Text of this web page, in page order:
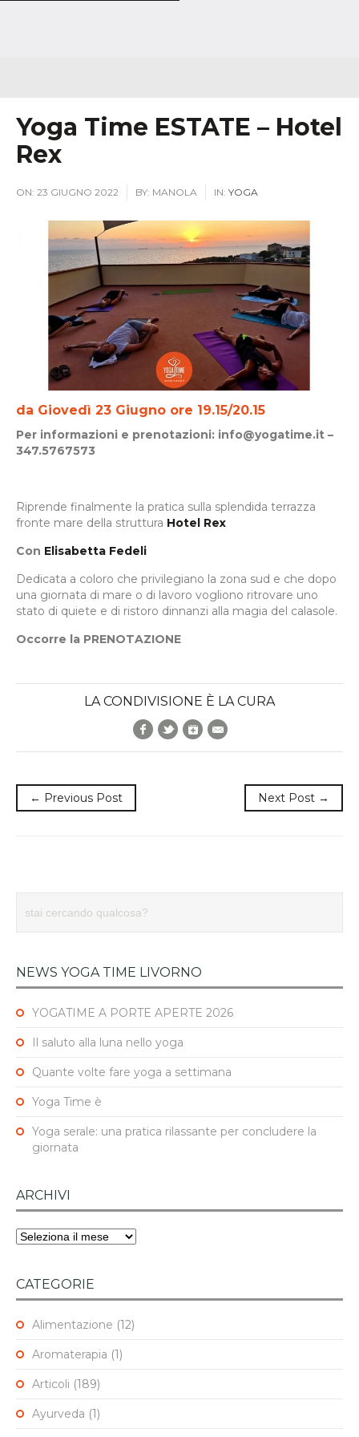
Yoga Time ESTATE – Hotel
Rex
ON: 23 GIUGNO 2022 BY: MANOLA IN: YOGA
da Giovedì 23 Giugno ore 19.15/20.15
Per informazioni e prenotazioni: info@yogatime.it –
347.5767573
Riprende finalmente la pratica sulla splendida terrazza
fronte mare della struttura Hotel Rex
Con Elisabetta Fedeli
Dedicata a coloro che privilegiano la zona sud e che dopo
una giornata di mare o di lavoro vogliono ritrovare uno
stato di quiete e di ristoro dinnanzi alla magia del calasole.
Occorre la PRENOTAZIONE
LA CONDIVISIONE È LA CURA
Facebook
TwitterGoogle+
← Previous Post Next Post →
NEWS YOGA TIME LIVORNO
YOGATIME A PORTE APERTE 2026
Il saluto alla luna nello yoga
Quante volte fare yoga a settimana
Yoga Time è
Yoga serale: una pratica rilassante per concludere la
giornata
ARCHIVI
Archivi
CATEGORIE
Alimentazione (12)
Aromaterapia (1)
Articoli (189)
Ayurveda (1)